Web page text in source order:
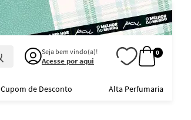
Seja bem vindo(a)!
Acesse por aqui
0
Cupom de Desconto Alta Perfumaria